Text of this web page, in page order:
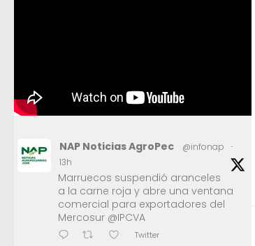
NAP Noticias AgroPec @infonap
·
13h
Marruecos suspendió aranceles
a la carne roja y abre una ventana
comercial para exportadores del
Mercosur @IPCVA
Twitter